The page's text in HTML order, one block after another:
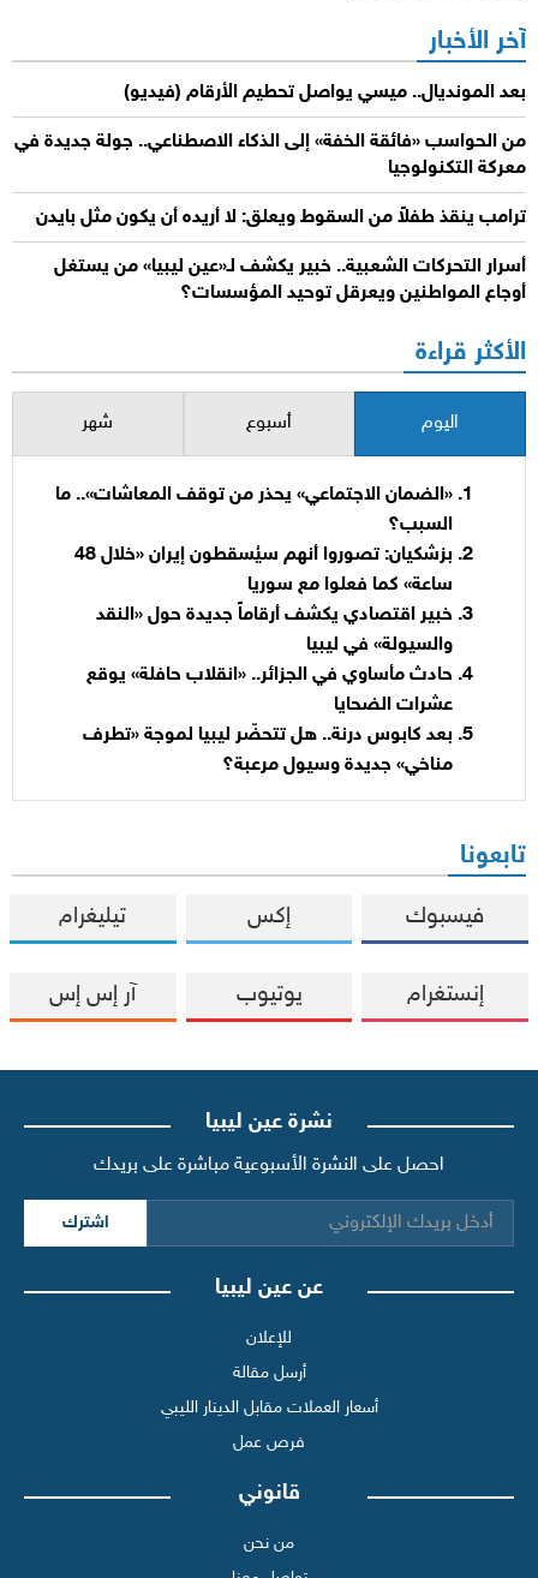
آخر الأخبار
بعد المونديال.. ميسي يواصل تحطيم الأرقام (فيديو)
من الحواسب «فائقة الخفة» إلى الذكاء الاصطناعي.. جولة جديدة في
معركة التكنولوجيا
ترامب ينقذ طفلاً من السقوط ويعلق: لا أريده أن يكون مثل بايدن
أسرار التحركات الشعبية.. خبير يكشف لـ«عين ليبيا» من يستغل
أوجاع المواطنين ويعرقل توحيد المؤسسات؟
الأكثر قراءة
اليوم أسبوع شهر
«الضمان الاجتماعي» يحذر من توقف المعاشات».. ما
السبب؟
بزشكيان: تصوروا أنهم سيُسقطون إيران «خلال 48
ساعة» كما فعلوا مع سوريا
خبير اقتصادي يكشف أرقاماً جديدة حول «النقد
والسيولة» في ليبيا
حادث مأساوي في الجزائر.. «انقلاب حافلة» يوقع
عشرات الضحايا
بعد كابوس درنة.. هل تتحضّر ليبيا لموجة «تطرف
مناخي» جديدة وسيول مرعبة؟
تابعونا
فيسبوك إكس تيليغرام
إنستغرام يوتيوب آر إس إس
نشرة عين ليبيا
احصل على النشرة الأسبوعية مباشرة على بريدك
اشترك
عن عين ليبيا
للإعلان
أرسل مقالة
أسعار العملات مقابل الدينار الليبي
فرص عمل
قانوني
من نحن